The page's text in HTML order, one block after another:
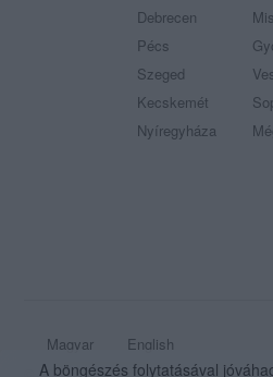
Debrecen
Pécs
Szeged
Kecskemét
Nyíregyháza
Magyar
English
A böngészés folytatásával